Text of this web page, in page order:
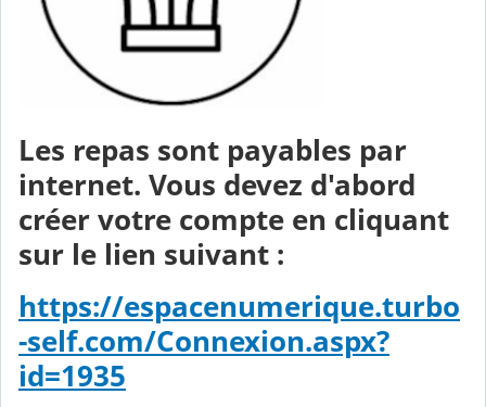
Les repas sont payables par
internet. Vous devez d'abord
créer votre compte en cliquant
sur le lien suivant :
https://espacenumerique.turbo
-self.com/Connexion.aspx?
id=1935